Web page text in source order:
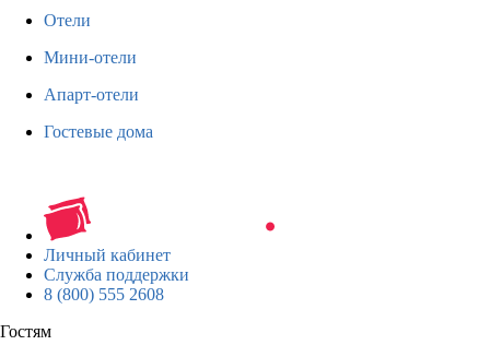
Отели
Мини-отели
Апарт-отели
Гостевые дома
Личный кабинет
Служба поддержки
8 (800) 555 2608
Гостям